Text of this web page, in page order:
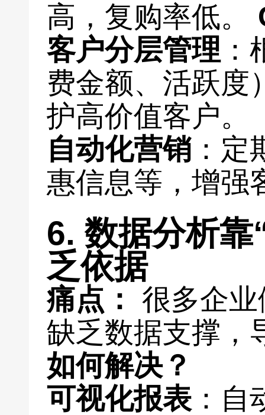
高，复购率低。
客户分层管理
费金额、活跃度
护高价值客户。
自动化营销 ：
惠信息等，增强
6. 数据分析靠
乏依据
痛点：
很多企
缺乏数据支撑，
如何解决？
可视化报表 ：